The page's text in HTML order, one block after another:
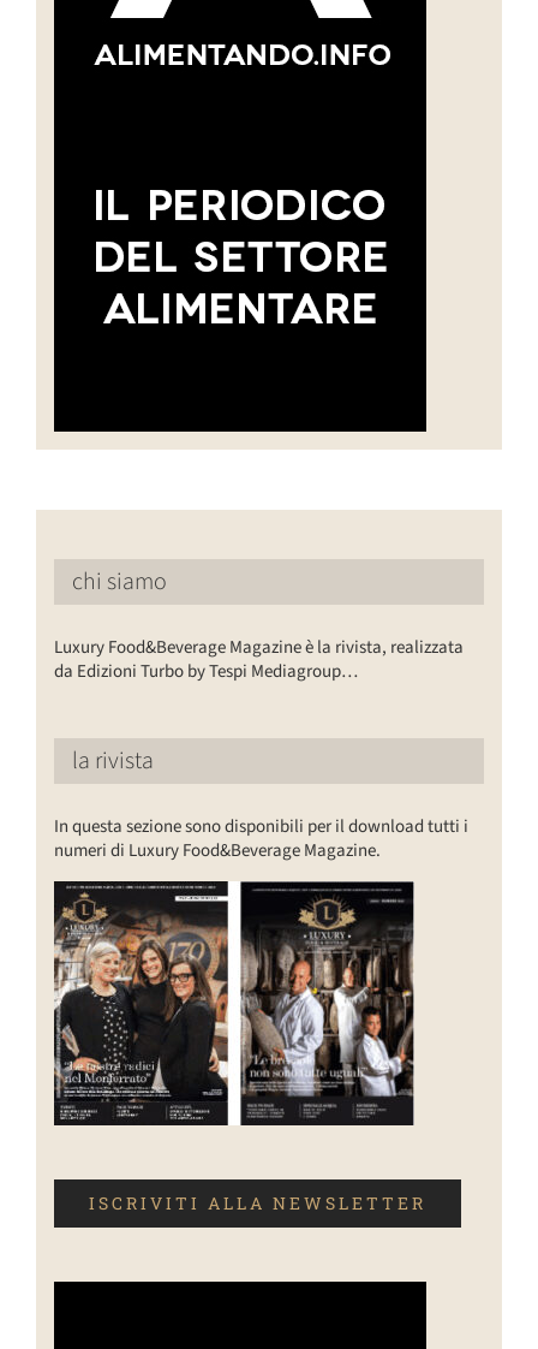
chi siamo
Luxury Food&Beverage Magazine è la rivista, realizzata
da Edizioni Turbo by Tespi Mediagroup…
la rivista
In questa sezione sono disponibili per il download tutti i
numeri di Luxury Food&Beverage Magazine.
ISCRIVITI ALLA NEWSLETTER